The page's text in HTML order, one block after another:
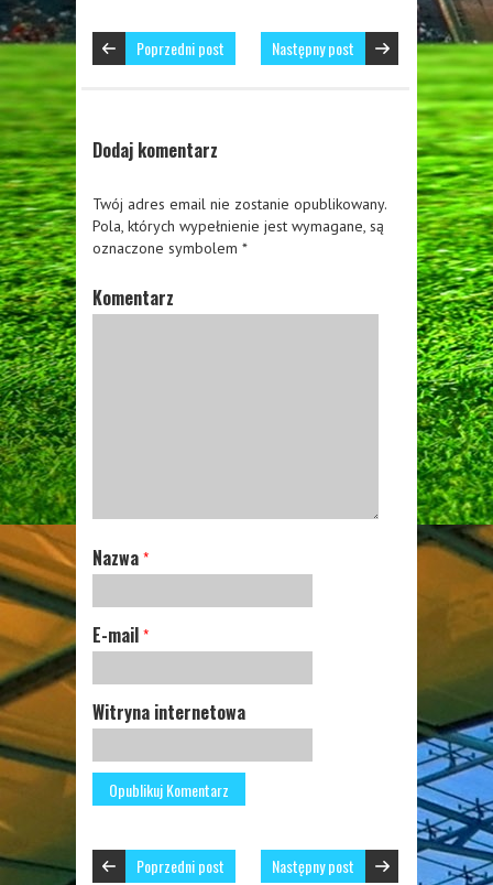
Poprzedni post Następny post
Dodaj komentarz
Twój adres email nie zostanie opublikowany.
Pola, których wypełnienie jest wymagane, są
oznaczone symbolem *
Komentarz
Nazwa *
E-mail *
Witryna internetowa
Poprzedni post Następny post